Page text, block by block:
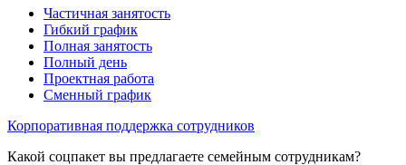
Частичная занятость
Гибкий график
Полная занятость
Полный день
Проектная работа
Сменный график
Корпоративная поддержка сотрудников
Какой соцпакет вы предлагаете семейным сотрудникам?